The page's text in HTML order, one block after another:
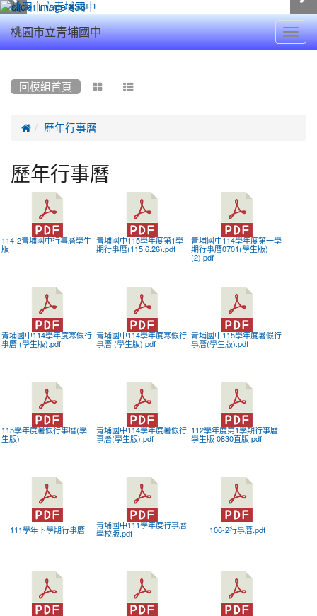
桃園市立青埔國中
回模組首頁  
 歷年行事曆
歷年行事曆
114-2青埔國中行事曆學生
版
青埔國中115學年度第1學
期行事曆(115.6.26).pdf
青埔國中114學年度第一學
期行事曆0701(學生版)
(2).pdf
青埔國中114學年度寒假行
事曆 (學生版).pdf
青埔國中114學年度寒假行
事曆 (學生版).pdf
青埔國中115學年度暑假行
事曆(學生版).pdf
115學年度暑假行事曆(學
生版)
青埔國中114學年度暑假行
事曆(學生版).pdf
112學年度第1學期行事曆
學生版 0830直版.pdf
111學年下學期行事曆
青埔國中111學年度行事曆
學校版.pdf
106-2行事曆.pdf